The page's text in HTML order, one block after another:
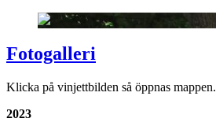
Fotogalleri
Klicka på vinjettbilden så öppnas mappen.
2023